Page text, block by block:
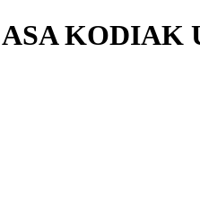
KODIAK